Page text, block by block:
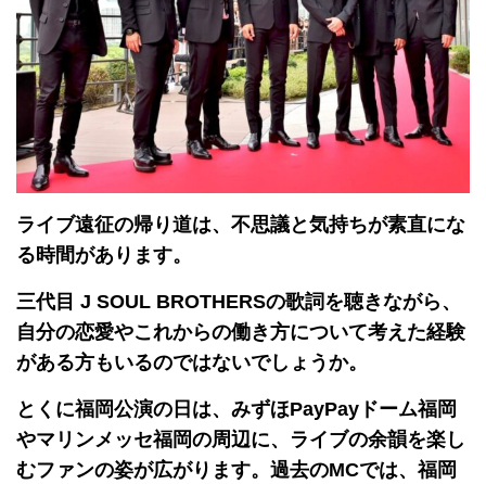
ライブ遠征の帰り道は、不思議と気持ちが素直にな
る時間があります。
三代目 J SOUL BROTHERSの歌詞を聴きながら、
自分の恋愛やこれからの働き方について考えた経験
がある方もいるのではないでしょうか。
とくに福岡公演の日は、みずほPayPayドーム福岡
やマリンメッセ福岡の周辺に、ライブの余韻を楽し
むファンの姿が広がります。過去のMCでは、福岡